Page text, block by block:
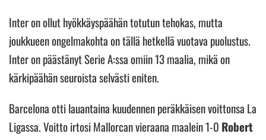
Inter on ollut hyökkäyspäähän totutun tehokas, mutta
joukkueen ongelmakohta on tällä hetkellä vuotava puolustus.
Inter on päästänyt Serie A:ssa omiin 13 maalia, mikä on
kärkipäähän seuroista selvästi eniten.
Barcelona otti lauantaina kuudennen peräkkäisen voittonsa La
Ligassa. Voitto irtosi Mallorcan vieraana maalein 1-0 Robert